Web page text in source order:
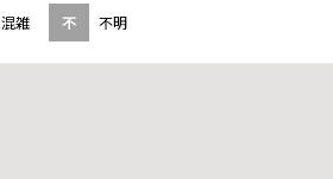
混雑 不 不明